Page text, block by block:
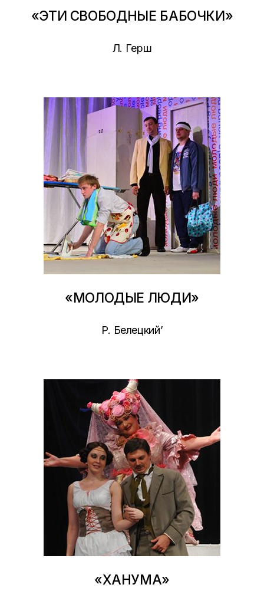
«ЭТИ СВОБОДНЫЕ БАБОЧКИ»
Л. Герш
«МОЛОДЫЕ ЛЮДИ»
Р. Белецкий’
«ХАНУМА»